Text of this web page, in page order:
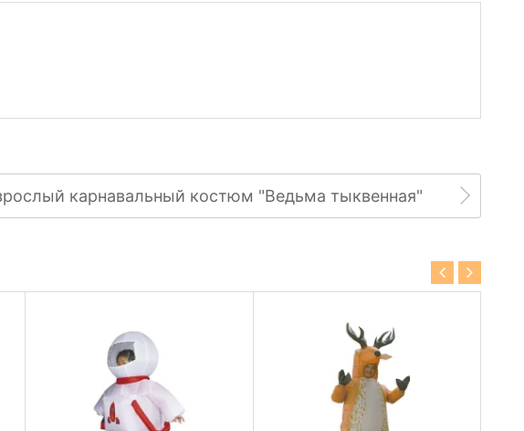
карнавальный костюм "Ведьма тыквенная"